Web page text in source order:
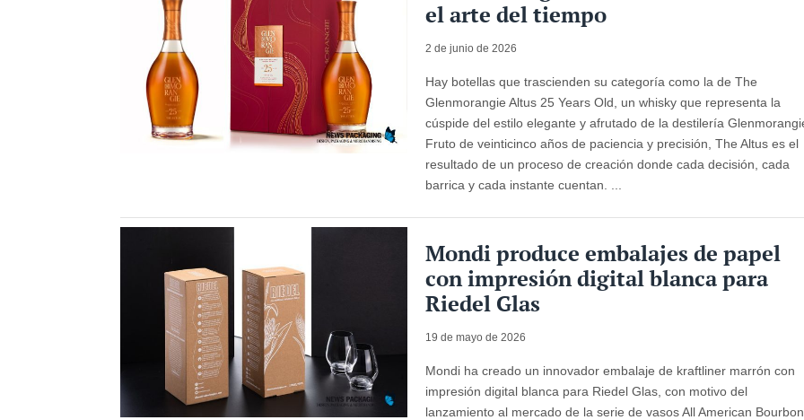
el arte del tiempo
2 de junio de 2026
Hay botellas que trascienden su categoría como la de The
Glenmorangie Altus 25 Years Old, un whisky que representa la
cúspide del estilo elegante y afrutado de la destilería
Fruto de veinticinco años de paciencia y precisión, The Altus es el
resultado de un proceso de creación donde cada decisión, cada
barrica y cada instante cuentan. ...
Mondi produce embalajes de papel
con impresión digital blanca para
Riedel Glas
19 de mayo de 2026
Mondi ha creado un innovador embalaje de kraftliner marrón con
impresión digital blanca para Riedel Glas, con motivo del
lanzamiento al mercado de la serie de vasos All American